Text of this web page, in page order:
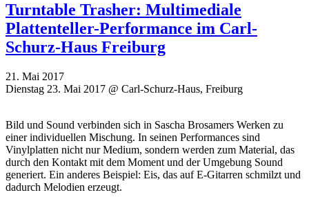
Turntable Trasher: Multimediale
Plattenteller-Performance im Carl-
Schurz-Haus Freiburg
21. Mai 2017
Dienstag 23. Mai 2017 @ Carl-Schurz-Haus, Freiburg
Bild und Sound verbinden sich in Sascha Brosamers Werken zu
einer individuellen Mischung. In seinen Performances sind
Vinylplatten nicht nur Medium, sondern werden zum Material, das
durch den Kontakt mit dem Moment und der Umgebung Sound
generiert. Ein anderes Beispiel: Eis, das auf E-Gitarren schmilzt und
dadurch Melodien erzeugt.